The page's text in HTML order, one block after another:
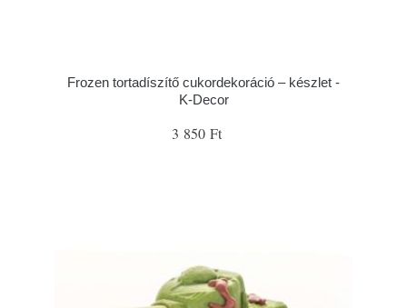
Frozen tortadíszítő cukordekoráció – készlet -
K-Decor
3 850 Ft